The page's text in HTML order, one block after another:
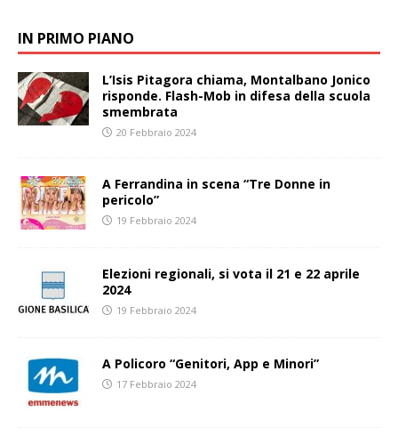
IN PRIMO PIANO
L’Isis Pitagora chiama, Montalbano Jonico
risponde. Flash-Mob in difesa della scuola
smembrata
20 Febbraio 2024
A Ferrandina in scena “Tre Donne in
pericolo”
19 Febbraio 2024
Elezioni regionali, si vota il 21 e 22 aprile
2024
19 Febbraio 2024
A Policoro “Genitori, App e Minori”
17 Febbraio 2024